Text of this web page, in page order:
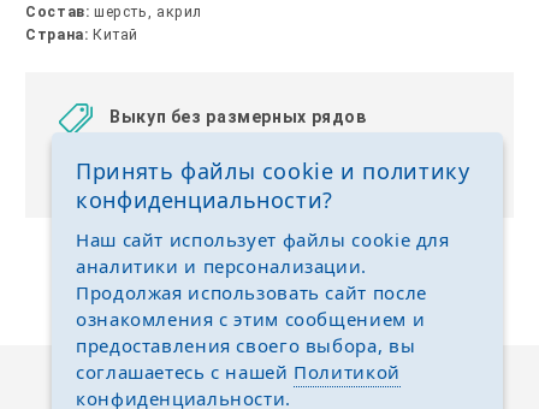
Состав: шерсть, акрил
Страна: Китай
Выкуп без размерных рядов
ваш выбор
Описание Отзывы
Принять файлы cookie и политику
конфиденциальности?
Наш сайт использует файлы cookie для
аналитики и персонализации.
Продолжая использовать сайт после
ознакомления с этим сообщением и
предоставления своего выбора, вы
соглашаетесь с нашей Политикой
конфиденциальности.